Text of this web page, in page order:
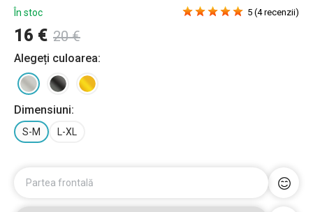
În stoc
16 € 20 €
5 (4 recenzii)
Alegeți culoarea:
Dimensiuni:
S-M L-XL
Partea frontală